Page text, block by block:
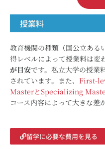
授業料
教育機関の種類（国公立ある
得レベルによって授業料は変
が目安です。私立大学の授業
されています。また、 First-
MasterとSpecializing
コース内容によって大きな差
留学に必要な費用を見る